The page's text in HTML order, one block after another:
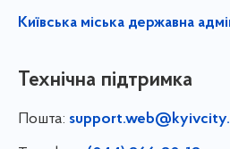
Київська міська державна
Технічна підтримка
Пошта: